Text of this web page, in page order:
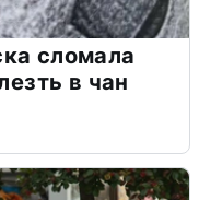
сломала
в чан